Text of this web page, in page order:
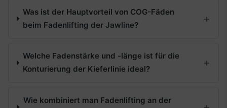
Was ist der Hauptvorteil von COG-Fäden
beim Fadenlifting der Jawline?
Welche Fadenstärke und -länge ist für die
Konturierung der Kieferlinie ideal?
Wie kombiniert man Fadenlifting an der